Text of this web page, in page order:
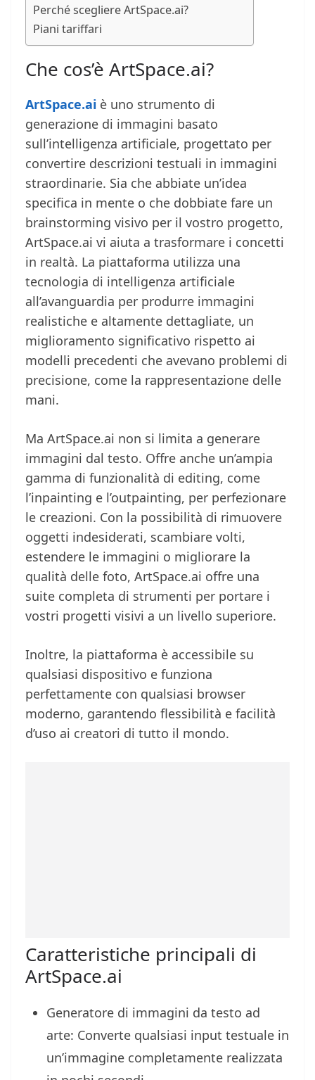
Perché scegliere ArtSpace.ai?
Piani tariffari
Che cos’è ArtSpace.ai?
ArtSpace.ai è uno strumento di
generazione di immagini basato
sull’intelligenza artificiale, progettato per
convertire descrizioni testuali in immagini
straordinarie. Sia che abbiate un’idea
specifica in mente o che dobbiate fare un
brainstorming visivo per il vostro progetto,
ArtSpace.ai vi aiuta a trasformare i concetti
in realtà. La piattaforma utilizza una
tecnologia di intelligenza artificiale
all’avanguardia per produrre immagini
realistiche e altamente dettagliate, un
miglioramento significativo rispetto ai
modelli precedenti che avevano problemi di
precisione, come la rappresentazione delle
mani.
Ma ArtSpace.ai non si limita a generare
immagini dal testo. Offre anche un’ampia
gamma di funzionalità di editing, come
l’inpainting e l’outpainting, per perfezionare
le creazioni. Con la possibilità di rimuovere
oggetti indesiderati, scambiare volti,
estendere le immagini o migliorare la
qualità delle foto, ArtSpace.ai offre una
suite completa di strumenti per portare i
vostri progetti visivi a un livello superiore.
Inoltre, la piattaforma è accessibile su
qualsiasi dispositivo e funziona
perfettamente con qualsiasi browser
moderno, garantendo flessibilità e facilità
d’uso ai creatori di tutto il mondo.
Caratteristiche principali di
ArtSpace.ai
Generatore di immagini da testo ad
arte: Converte qualsiasi input testuale in
un’immagine completamente realizzata